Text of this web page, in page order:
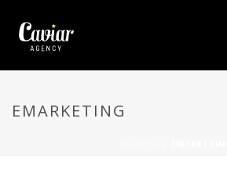
EMARKETING